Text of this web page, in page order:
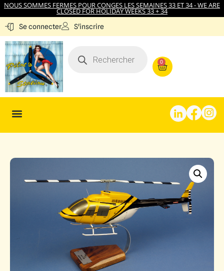
NOUS SOMMES FERMES POUR CONGES LES SEMAINES 33 ET 34 - WE ARE
CLOSED FOR HOLIDAY WEEKS 33 + 34
Se connecter S'inscrire
0